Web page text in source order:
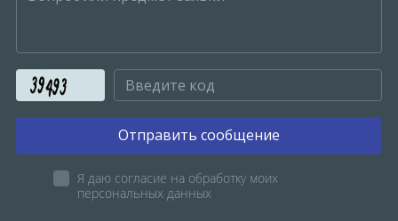
Отправить сообщение
Я даю согласие на обработку моих
персональных данных